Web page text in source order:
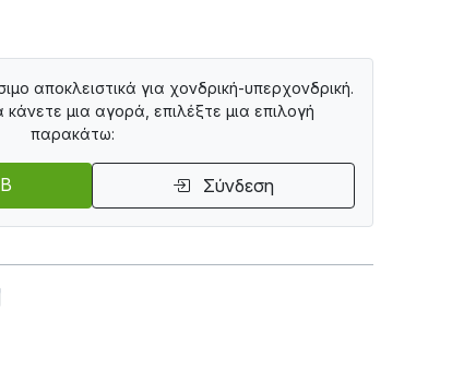
αποκλειστικά για χονδρική-υπερχονδρική.
κάνετε μια αγορά, επιλέξτε μια επιλογή
παρακάτω:
Σύνδεση